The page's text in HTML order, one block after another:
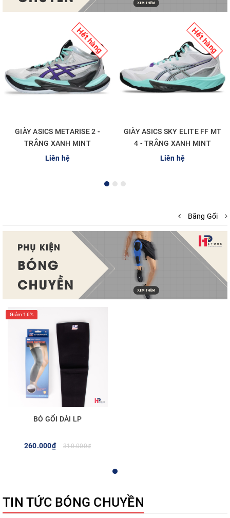
Hết hàng
GIÀY ASICS METARISE 2 -
TRẮNG XANH MINT
Liên hệ
Hết hàng
GIÀY ASICS SKY ELITE FF MT
4 - TRẮNG XANH MINT
Liên hệ
Băng Gối
Giảm 16%
BÓ GỐI DÀI LP
260.000₫ 310.000₫
TIN TỨC BÓNG CHUYỀN